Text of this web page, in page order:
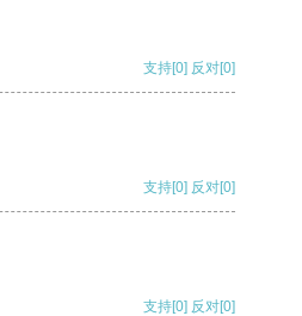
支持[0] 反对[0]
支持[0] 反对[0]
支持[0] 反对[0]